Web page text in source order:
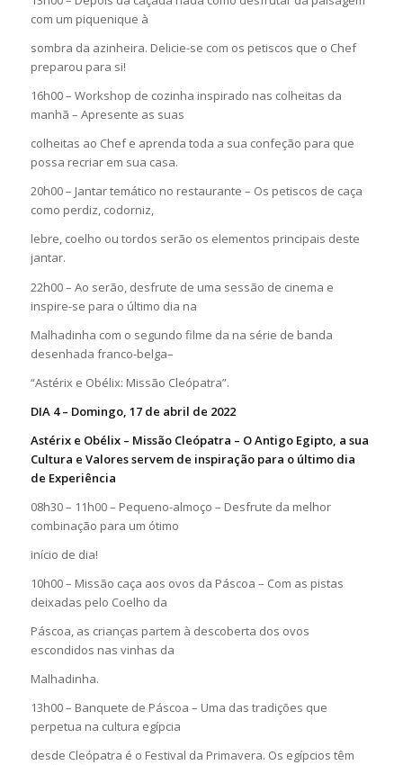
com um piquenique à
sombra da azinheira. Delicie-se com os petiscos que o Chef
preparou para si!
16h00 – Workshop de cozinha inspirado nas colheitas da
manhã – Apresente as suas
colheitas ao Chef e aprenda toda a sua confeção para que
possa recriar em sua casa.
20h00 – Jantar temático no restaurante – Os petiscos de caça
como perdiz, codorniz,
lebre, coelho ou tordos serão os elementos principais deste
jantar.
22h00 – Ao serão, desfrute de uma sessão de cinema e
inspire-se para o último dia na
Malhadinha com o segundo filme da na série de banda
desenhada franco-belga–
“Astérix e Obélix: Missão Cleópatra”.
DIA 4 – Domingo, 17 de abril de 2022
Astérix e Obélix – Missão Cleópatra – O Antigo Egipto, a sua
Cultura e Valores servem de inspiração para o último dia
de Experiência
08h30 – 11h00 – Pequeno-almoço – Desfrute da melhor
combinação para um ótimo
início de dia!
10h00 – Missão caça aos ovos da Páscoa – Com as pistas
deixadas pelo Coelho da
Páscoa, as crianças partem à descoberta dos ovos
escondidos nas vinhas da
Malhadinha.
13h00 – Banquete de Páscoa – Uma das tradições que
perpetua na cultura egípcia
desde Cleópatra é o Festival da Primavera. Os egípcios têm